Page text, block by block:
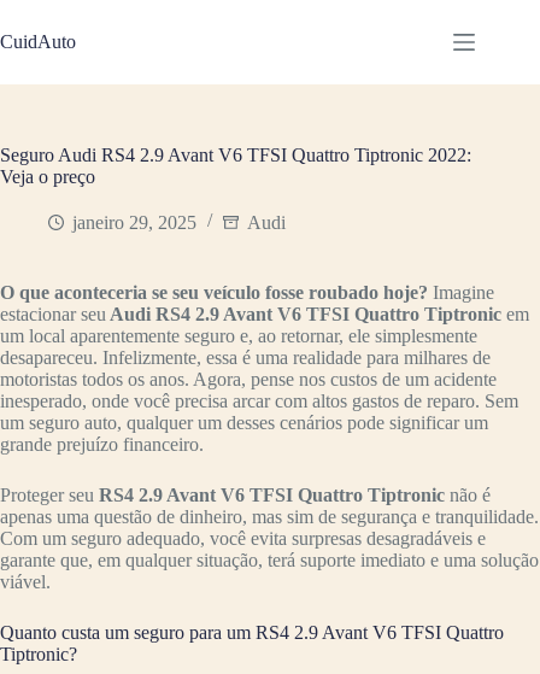
para
o
CuidAuto
Seguro Audi RS4 2.9 Avant V6 TFSI Quattro Tiptronic 2022:
Veja o preço
janeiro 29, 2025 Audi
O que aconteceria se seu veículo fosse roubado hoje? Imagine
estacionar seu Audi RS4 2.9 Avant V6 TFSI Quattro Tiptronic em
um local aparentemente seguro e, ao retornar, ele simplesmente
desapareceu. Infelizmente, essa é uma realidade para milhares de
motoristas todos os anos. Agora, pense nos custos de um acidente
inesperado, onde você precisa arcar com altos gastos de reparo. Sem
um seguro auto, qualquer um desses cenários pode significar um
grande prejuízo financeiro.
Proteger seu RS4 2.9 Avant V6 TFSI Quattro Tiptronic não é
apenas uma questão de dinheiro, mas sim de segurança e tranquilidade.
Com um seguro adequado, você evita surpresas desagradáveis e
garante que, em qualquer situação, terá suporte imediato e uma solução
viável.
Quanto custa um seguro para um RS4 2.9 Avant V6 TFSI Quattro
Tiptronic?